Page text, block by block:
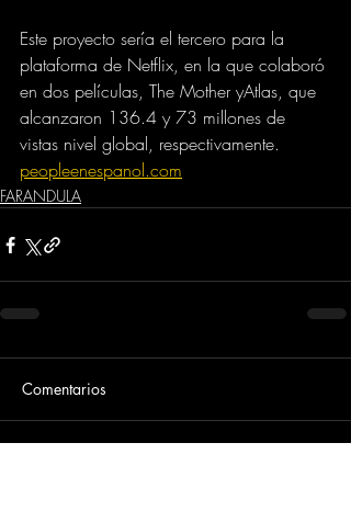
Este proyecto sería el tercero para la
plataforma de Netflix, en la que colaboró
en dos películas, The Mother yAtlas, que
alcanzaron 136.4 y 73 millones de
vistas nivel global, respectivamente.
peopleenespanol.com
FARANDULA
Comentarios